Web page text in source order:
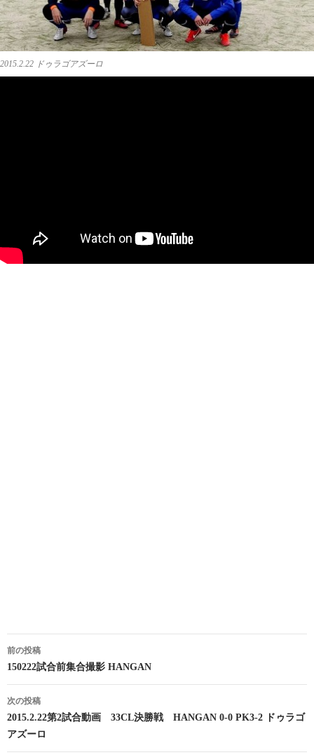
2015.2.22 ドゥラゴアズーロ
投
稿
ナ
ビ
ゲ
前の投稿
150222試合前集合撮影 HANGAN
次の投稿
2015.2.22第2試合動画 33CL決勝戦 HANGAN 0-0 PK3-2 ドゥラゴ
アズーロ